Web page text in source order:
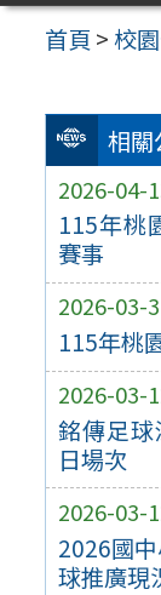
首頁 >校
相關
2026-04-
115年桃
賽事
2026-03-
115年桃
2026-03-
銘傳足
日場次
2026-03-
2026國
球推廣現